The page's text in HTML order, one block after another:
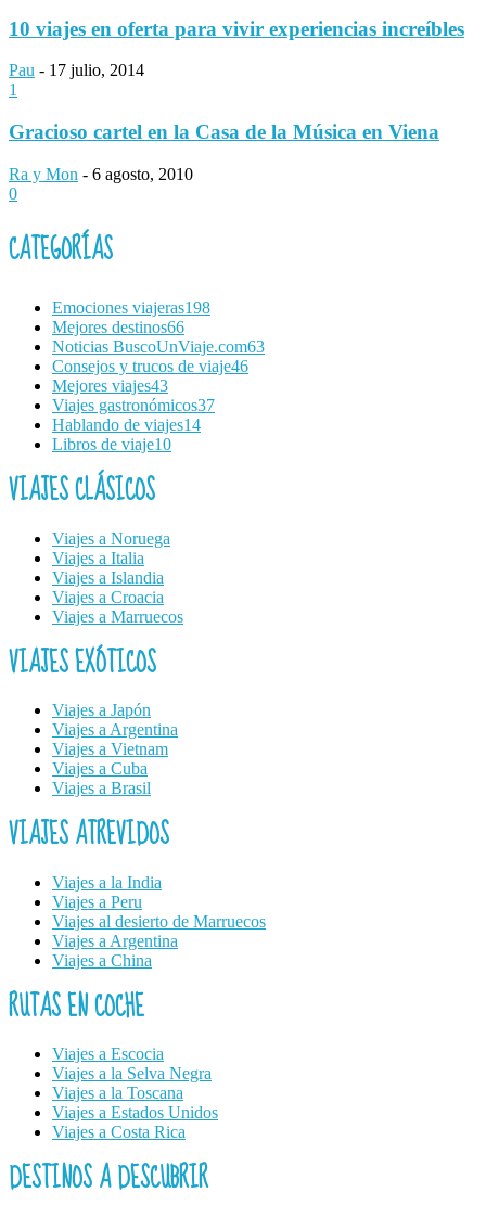
10 viajes en oferta para vivir experiencias increíbles
Pau - 17 julio, 2014
1
Gracioso cartel en la Casa de la Música en Viena
Ra y Mon - 6 agosto, 2010
0
CATEGORÍAS
Emociones viajeras198
Mejores destinos66
Noticias BuscoUnViaje.com63
Consejos y trucos de viaje46
Mejores viajes43
Viajes gastronómicos37
Hablando de viajes14
Libros de viaje10
VIAJES CLÁSICOS
Viajes a Noruega
Viajes a Italia
Viajes a Islandia
Viajes a Croacia
Viajes a Marruecos
VIAJES EXÓTICOS
Viajes a Japón
Viajes a Argentina
Viajes a Vietnam
Viajes a Cuba
Viajes a Brasil
VIAJES ATREVIDOS
Viajes a la India
Viajes a Peru
Viajes al desierto de Marruecos
Viajes a Argentina
Viajes a China
RUTAS EN COCHE
Viajes a Escocia
Viajes a la Selva Negra
Viajes a la Toscana
Viajes a Estados Unidos
Viajes a Costa Rica
DESTINOS A DESCUBRIR